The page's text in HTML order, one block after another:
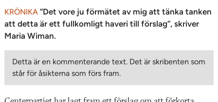
KRÖNIKA ”Det vore ju förmätet av mig att tänka tanken
att detta är ett fullkomligt haveri till förslag”, skriver
Maria Wiman.
Detta är en kommenterande text. Det är skribenten som
står för åsikterna som förs fram.